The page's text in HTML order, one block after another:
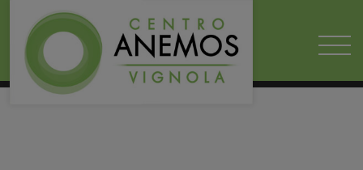
HOME 2020 03
EMERGENZA CORONAVIRUS: SERVIZIO DI AIUTO E SOSTEGNO
ALLE PERSONE
VADEMECUM PSICOLOGICO CORONAVIRUS CNOP